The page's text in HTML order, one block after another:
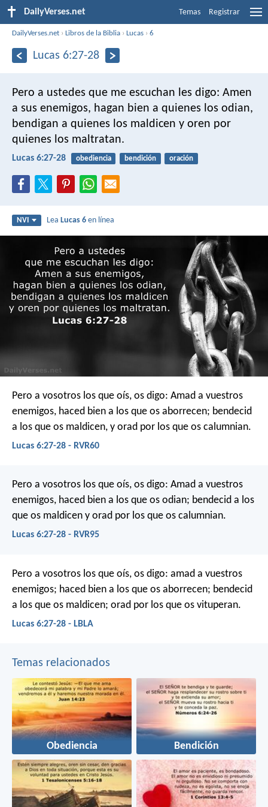
DailyVerses.net Temas Registrar
DailyVerses.net ›Libros de la Biblia ›Lucas ›6
Lucas 6:27-28
Pero a ustedes que me escuchan les digo: Amen
a sus enemigos, hagan bien a quienes los odian,
bendigan a quienes los maldicen y oren por
quienes los maltratan.
Lucas 6:27-28 obediencia bendición oración
NVI LeaLucas 6 en línea
Pero a vosotros los que oís, os digo: Amad a vuestros
enemigos, haced bien a los que os aborrecen; bendecid
a los que os maldicen, y orad por los que os calumnian.
Lucas 6:27-28 - RVR60
Pero a vosotros los que oís, os digo: Amad a vuestros
enemigos, haced bien a los que os odian; bendecid a los
que os maldicen y orad por los que os calumnian.
Lucas 6:27-28 - RVR95
Pero a vosotros los que oís, os digo: amad a vuestros
enemigos; haced bien a los que os aborrecen; bendecid
a los que os maldicen; orad por los que os vituperan.
Lucas 6:27-28 - LBLA
Temas relacionados
Obediencia Bendición